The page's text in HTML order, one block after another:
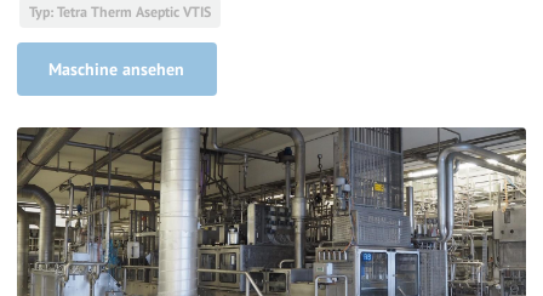
Typ: Tetra Therm Aseptic VTIS
Maschine ansehen